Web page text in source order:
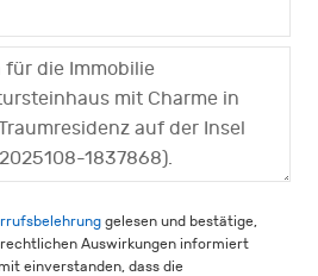
gelesen und bestätige,
Auswirkungen informiert
einverstanden, dass die